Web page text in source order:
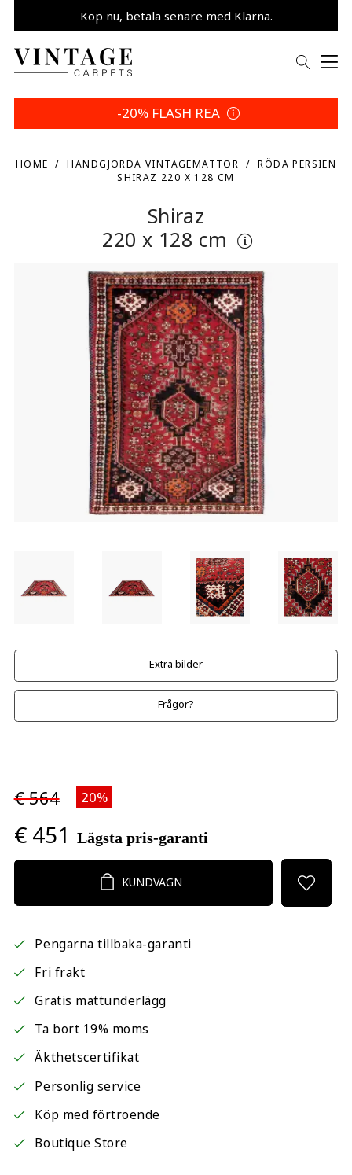
Spara 5 % | Dina returvillkor
Köp nu, betala senare med Klarna.
-20% FLASH REA
HOME HANDGJORDA VINTAGEMATTOR
RÖDA PERSIEN
SHIRAZ 220 X 128 CM
Shiraz
220 x 128 cm
Extra bilder
Frågor?
€ 564 20%
€ 451 Lägsta pris-garanti
KUNDVAGN
Pengarna tillbaka-garanti
Fri frakt
Gratis mattunderlägg
Ta bort 19% moms
Äkthetscertifikat
Personlig service
Köp med förtroende
Boutique Store